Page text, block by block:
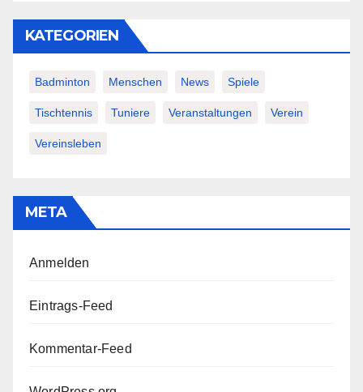
KATEGORIEN
Badminton Menschen News Spiele
Tischtennis Tuniere Veranstaltungen Verein
Vereinsleben
META
Anmelden
Eintrags-Feed
Kommentar-Feed